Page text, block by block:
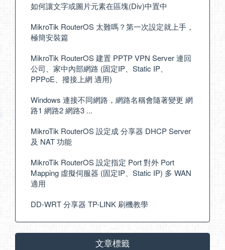
如何讓文字或圖片元素在區塊(Div)中置中
MikroTik RouterOS 太難嗎？第一次設定就上手，
極簡安裝篇
MikroTik RouterOS 建置 PPTP VPN Server 連回
公司、家中內部網路 (固定IP、Static IP、
PPPoE、撥接上網 適用)
Windows 連接不同網路，網路名稱會隨著變更 網
路1 網路2 網路3 ...
MikroTik RouterOS 設定成 分享器 DHCP Server
及 NAT 功能
MikroTik RouterOS 設定指定 Port 對外 Port
Mapping 虛擬伺服器 (固定IP、Static IP) 多 WAN
適用
DD-WRT 分享器 TP-LINK 刷機教學
文章標籤